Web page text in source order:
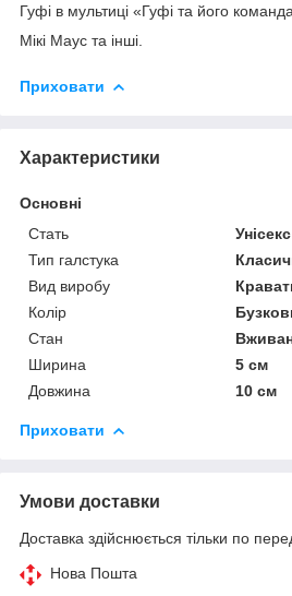
Гуфі в мультиці «Гуфі та його
Мікі Маус та інші.
Приховати
Характеристики
Основні
Стать
Унісекс
Тип галстука
Вид виробу
Колір
Стан
Ширина
5 см
Довжина
10 см
Приховати
Умови доставки
Доставка здійснюється тільки по
Нова Пошта